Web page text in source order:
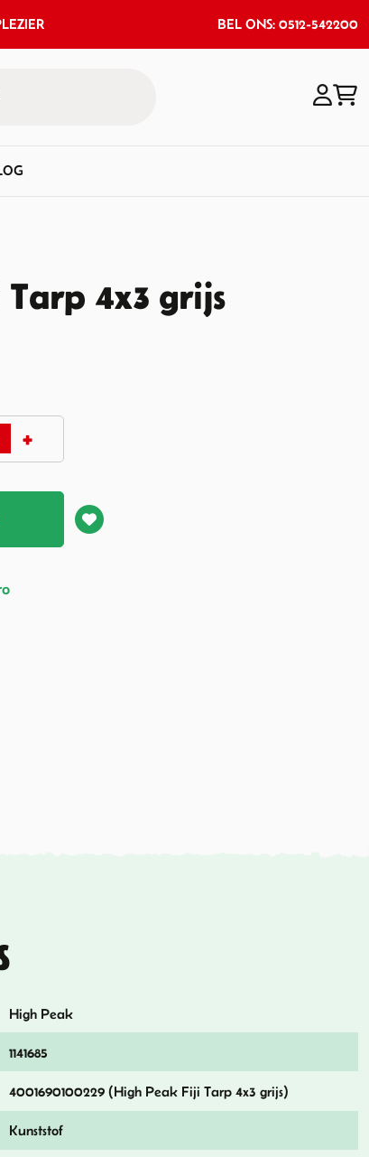
BEL ONS: 0512-542200
4x3 grijs
High Peak
1141685
4001690100229 (High Peak Fiji Tarp 4x3 grijs)
Kunststof